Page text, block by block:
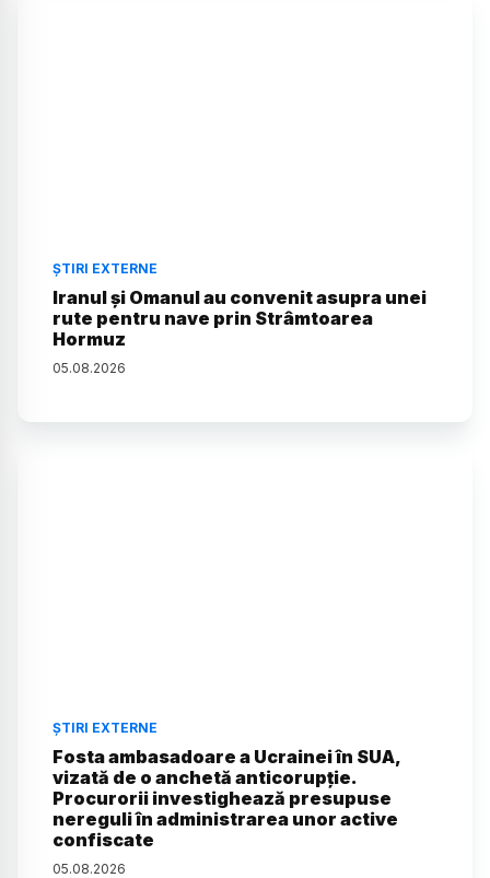
ȘTIRI EXTERNE
Iranul și Omanul au convenit asupra unei
rute pentru nave prin Strâmtoarea
Hormuz
05.08.2026
ȘTIRI EXTERNE
Fosta ambasadoare a Ucrainei în SUA,
vizată de o anchetă anticorupție.
Procurorii investighează presupuse
nereguli în administrarea unor active
confiscate
05.08.2026